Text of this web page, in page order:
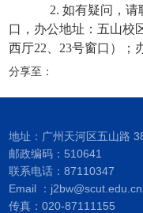
2. 如有疑问，
口，办公地址：五山校
西厅22、23号窗口）；
分享至：
地址：广州天河区五山路
邮政编码：510641
联系电话：87110347
Email ：j2bw@scut.edu.cn
传真：020-87111155